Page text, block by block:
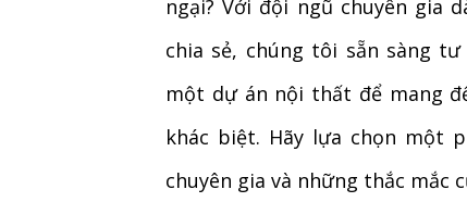
ngại? Với đội ngũ chuyên gia
chia sẻ, chúng tôi sẵn sàng
một dự án nội thất để mang
khác biệt. Hãy lựa chọn một
chuyên gia và những thắc mắc